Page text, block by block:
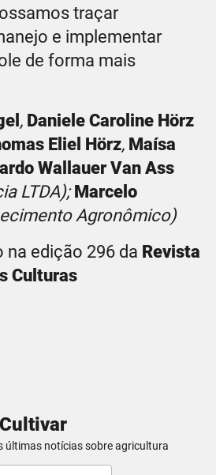
traçar
e implementar
de forma mais
, Daniele Caroline Hörz
Eliel Hörz, Maísa
Wallauer Van Ass
LTDA);Marcelo
Agronômico)
edição 296 da Revista
Culturas
últimas notícias sobre agricultura